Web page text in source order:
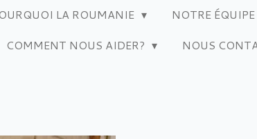
LA ROUMANIE NOTRE ÉQUIPE
COMMENT NOUS AIDER? NOUS